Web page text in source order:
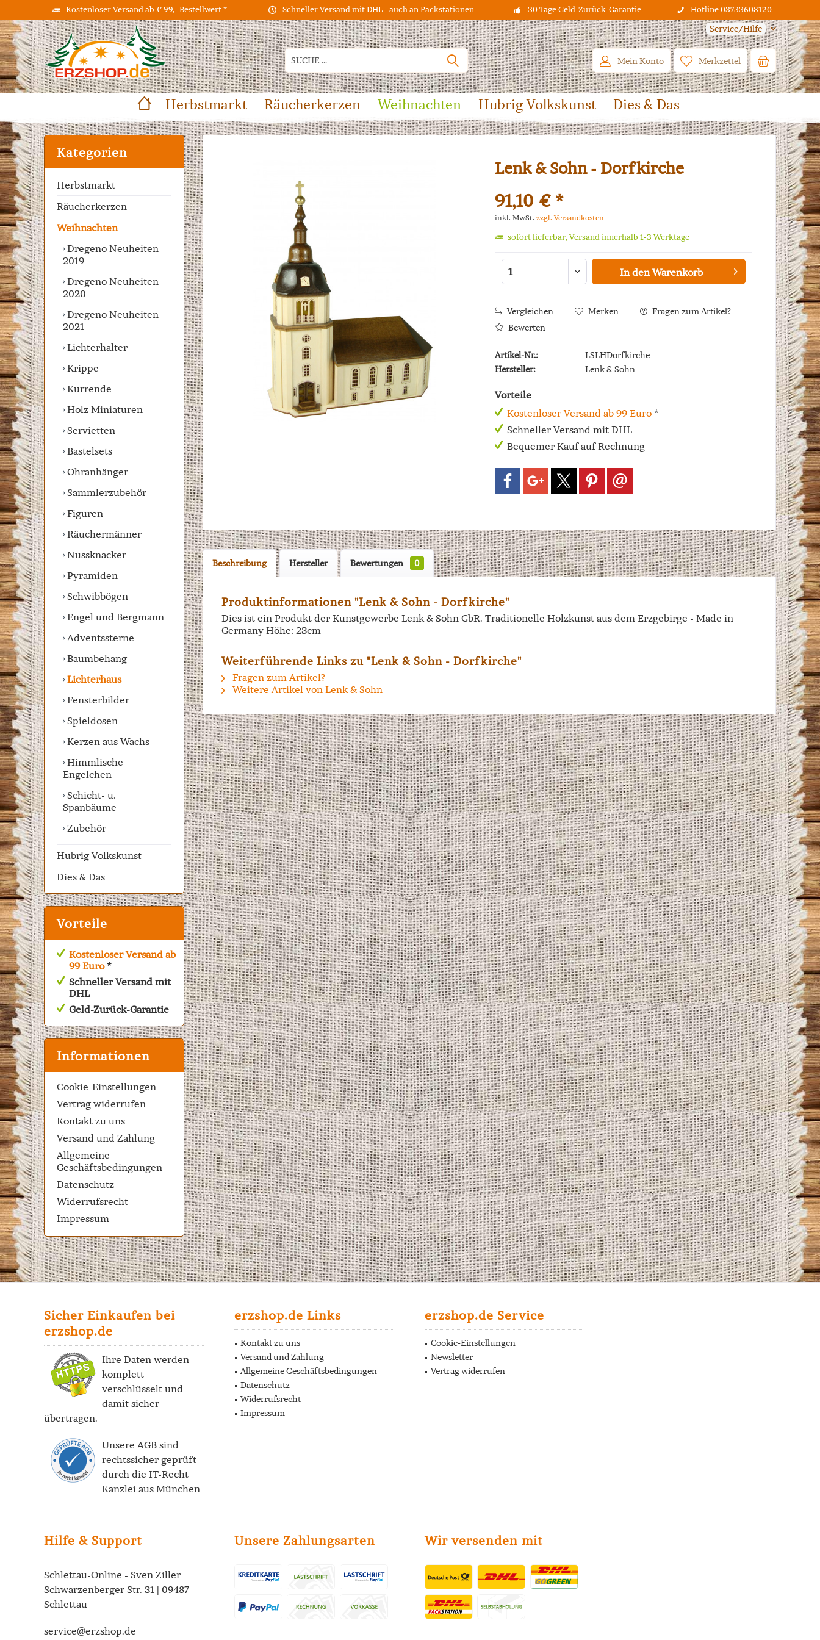
Kostenloser Versand ab € 99,- Bestellwert * Schneller Versand mit DHL - auch an Packstationen 30 Tage Geld-Zurück-Garantie Hotline 03733608120
Service/Hilfe
Merkzettel
Mein Konto
Herbstmarkt Räucherkerzen Weihnachten Hubrig Volkskunst Dies & Das
Kategorien
Herbstmarkt
Räucherkerzen
Weihnachten
Dregeno Neuheiten
2019
Dregeno Neuheiten
2020
Dregeno Neuheiten
2021
Lichterhalter
Krippe
Kurrende
Holz Miniaturen
Servietten
Bastelsets
Ohranhänger
Sammlerzubehör
Figuren
Räuchermänner
Nussknacker
Pyramiden
Schwibbögen
Engel und Bergmann
Adventssterne
Baumbehang
Lichterhaus
Fensterbilder
Spieldosen
Kerzen aus Wachs
Himmlische
Engelchen
Schicht- u.
Spanbäume
Zubehör
Hubrig Volkskunst
Dies & Das
Vorteile
Kostenloser Versand ab
99 Euro*
Schneller Versand mit
DHL
Geld-Zurück-Garantie
Informationen
Cookie-Einstellungen
Vertrag widerrufen
Kontakt zu uns
Versand und Zahlung
Allgemeine
Geschäftsbedingungen
Datenschutz
Widerrufsrecht
Impressum
Lenk & Sohn - Dorfkirche
91,10 € *
inkl. MwSt. zzgl. Versandkosten
sofort lieferbar, Versand innerhalb 1-3 Werktage
In den Warenkorb
Vergleichen Merken
Fragen zum Artikel?
Bewerten
Artikel-Nr.:
LSLHDorfkirche
Hersteller:
Lenk & Sohn
Vorteile
Kostenloser Versand ab 99 Euro*
Schneller Versand mit DHL
Bequemer Kauf auf Rechnung
Beschreibung Hersteller Bewertungen 0
Produktinformationen "Lenk & Sohn - Dorfkirche"
Dies ist ein Produkt der Kunstgewerbe Lenk & Sohn GbR. Traditionelle Holzkunst aus dem Erzgebirge - Made in
Germany Höhe: 23cm
Weiterführende Links zu "Lenk & Sohn - Dorfkirche"
Fragen zum Artikel?
Weitere Artikel von Lenk & Sohn
Sicher Einkaufen bei
erzshop.de
Ihre Daten werden
komplett
verschlüsselt und
damit sicher
übertragen.
Unsere AGB sind
rechtssicher geprüft
durch die IT-Recht
Kanzlei aus München
erzshop.de Links
Kontakt zu uns
Versand und Zahlung
Allgemeine Geschäftsbedingungen
Datenschutz
Widerrufsrecht
Impressum
erzshop.de Service
Cookie-Einstellungen
Newsletter
Vertrag widerrufen
Hilfe & Support
Schlettau-Online - Sven Ziller
Schwarzenberger Str. 31 | 09487
Schlettau
service@erzshop.de
Unsere Zahlungsarten Wir versenden mit